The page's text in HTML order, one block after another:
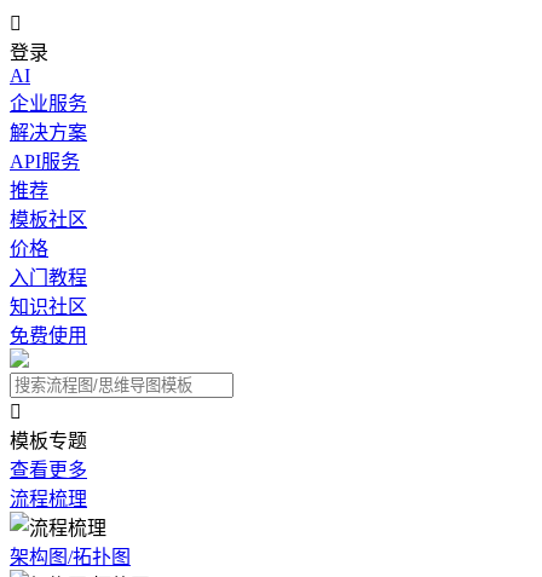

登录
AI
企业服务
解决方案
API服务
推荐
模板社区
价格
入门教程
知识社区
免费使用

模板专题
查看更多
流程梳理
架构图/拓扑图